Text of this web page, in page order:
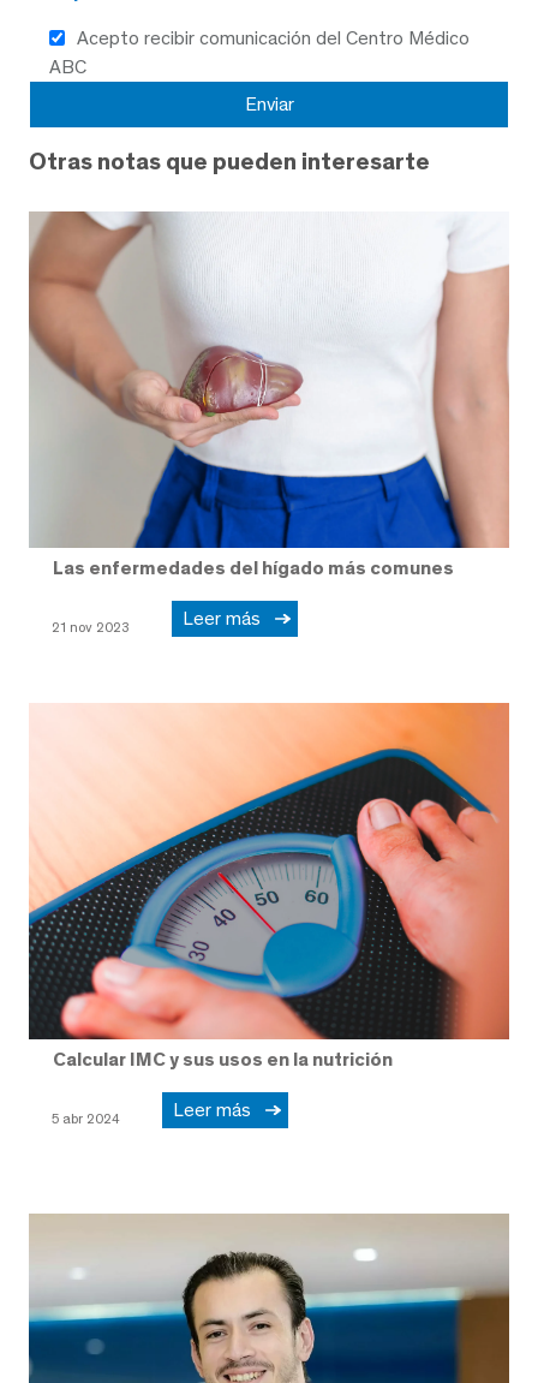
Acepto recibir comunicación del Centro Médico
ABC
Otras notas que pueden interesarte
Las enfermedades del hígado más comunes
21 nov 2023 Leer más
Calcular IMC y sus usos en la nutrición
5 abr 2024 Leer más